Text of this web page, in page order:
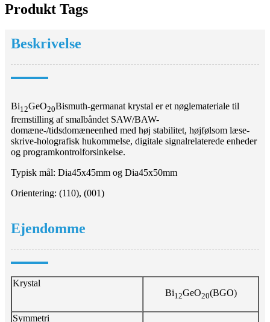
Produkt Tags
Beskrivelse
Bi12GeO20Bismuth-germanat krystal er et nøglemateriale til
fremstilling af smalbåndet SAW/BAW-
domæne-/tidsdomæneenhed med høj stabilitet, højfølsom læse-
skrive-holografisk hukommelse, digitale signalrelaterede enheder
og programkontrolforsinkelse.
Typisk mål: Dia45x45mm og Dia45x50mm
Orientering: (110), (001)
Ejendomme
Krystal
Bi12GeO20(BGO)
Symmetri